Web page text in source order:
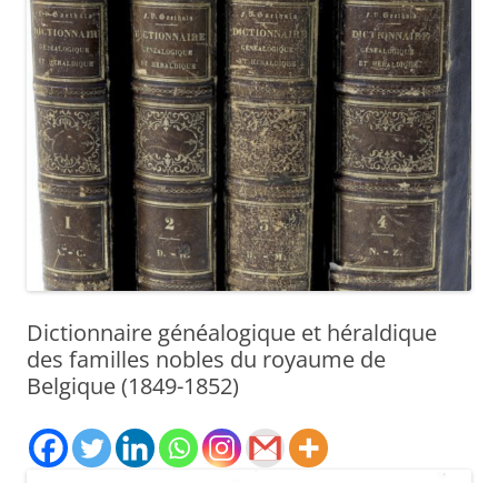
Dictionnaire généalogique et héraldique
des familles nobles du royaume de
Belgique (1849-1852)